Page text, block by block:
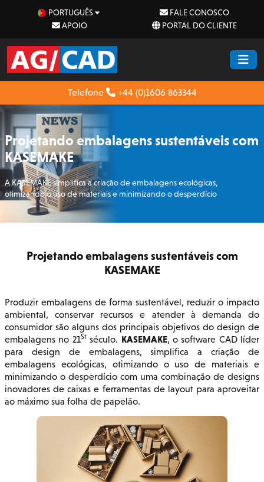
PORTUGUÊS
FALE CONOSCO
APOIO
PORTAL DO CLIENTE
Telefone +44 (0)1606 863344
Projetando embalagens sustentáveis com
KASEMAKE
A KASEMAKE simplifica a criação de embalagens ecológicas,
otimizando o uso de materiais e minimizando o desperdício
Projetando embalagens sustentáveis com
KASEMAKE
Produzir embalagens de forma sustentável, reduzir o impacto
ambiental, conservar recursos e atender à demanda do
consumidor são alguns dos principais objetivos do design de
embalagens no 21Stséculo. KASEMAKE, o software CAD líder
para design de embalagens, simplifica a criação de
embalagens ecológicas, otimizando o uso de materiais e
minimizando o desperdício com uma combinação de designs
inovadores de caixas e ferramentas de layout para aproveitar
ao máximo sua folha de papelão.